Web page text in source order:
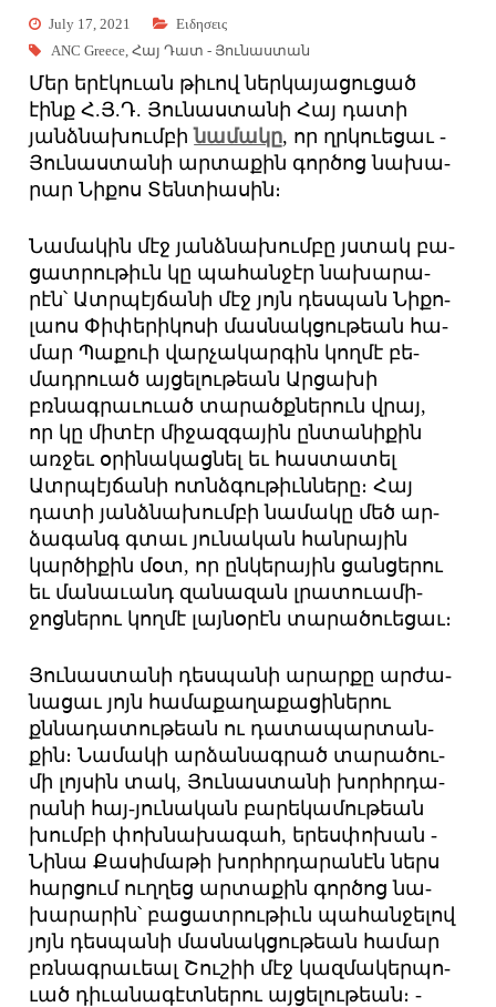
July 17, 2021
Eιδησεις
ANC Greece ,Հայ Դատ - Յունաստան
Մեր ե­րէ­կո­ւան թի­ւով ներ­կա­յա­ցու­ցած
էինք Հ.Յ.Դ. ­Յու­նաս­տա­նի ­Հայ դա­տի
յանձ­նա­խում­բի նա­մա­կը, որ ղրկո­ւե­ցաւ ­
Յու­նաս­տա­նի ար­տա­քին գոր­ծոց նա­խա­
րար ­Նի­քոս ­Տեն­տիա­սին։
­Նա­մա­կին մէջ յանձ­նա­խում­բը յստակ բա­
ցատ­րու­թիւն կը պա­հան­ջէր նա­խա­րա­
րէն՝ Ատր­պէյ­ճա­նի մէջ յոյն դես­պան ­Նի­քո­
լաոս ­Փի­փե­րի­կո­սի մաս­նակ­ցու­թեան հա­
մար ­Պա­քո­ւի վար­չա­կար­գին կող­մէ բե­
մադ­րո­ւած այ­ցե­լու­թեան Ար­ցա­խի
բռնագ­րաւո­ւած տա­րածք­նե­րուն վրայ,
որ կը մի­տէր մի­ջազ­գա­յին ըն­տա­նի­քին
առ­ջեւ օ­րի­նա­կաց­նել եւ հաս­տա­տել
Ատր­պէյ­ճա­նի ոտնձ­գու­թիւն­նե­րը։ ­Հայ
դա­տի յանձ­նա­խում­բի նա­մա­կը մեծ ար­
ձա­գանգ գտաւ յու­նա­կան հան­րա­յին
կար­ծի­քին մօտ, որ ըն­կե­րա­յին ցան­ցե­րու
եւ մա­նա­ւանդ զա­նա­զան լրա­տո­ւա­մի­
ջոց­նե­րու կող­մէ լայ­նօ­րէն տա­րա­ծո­ւե­ցաւ։
­Յու­նաս­տա­նի դես­պա­նի ա­րար­քը ար­ժա­
նա­ցաւ յոյն հա­մա­քա­ղա­քա­ցի­նե­րու
քննա­դա­տու­թեան ու դա­տա­պար­տան­
քին։ ­Նա­մա­կի ար­ձա­նագ­րած տա­րա­ծու­
մի լոյ­սին տակ, ­Յու­նաս­տա­նի խորհր­դա­
րա­նի հայ-յու­նա­կան բա­րե­կա­մու­թեան
խում­բի փոխ­նա­խա­գահ, ե­րես­փո­խան ­
Նի­նա ­Քա­սի­մա­թի խորհր­դա­րա­նէն ներս
հար­ցում ուղ­ղեց ար­տա­քին գոր­ծոց նա­
խա­րա­րին՝ բա­ցատ­րու­թիւն պա­հան­ջե­լով
յոյն դես­պա­նի մաս­նակ­ցու­թեան հա­մար
բռնագ­րա­ւեալ ­Շու­շիի մէջ կազ­մա­կեր­պո­
ւած դի­ւա­նա­գէտ­նե­րու այ­ցե­լու­թեան։ ­